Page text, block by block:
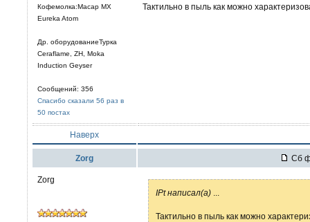
Кофемолка:Macap MX
Eureka Atom
Др. оборудованиеТурка
Ceraflame, ZH, Moka
Induction Geyser
Сообщений: 356
Спасибо сказали 56 раз в
50 постах
Тактильно в пыль как можно
Наверх
Zorg Сб
Zorg
IPt написал(а)
Тактильно в пыль как можно